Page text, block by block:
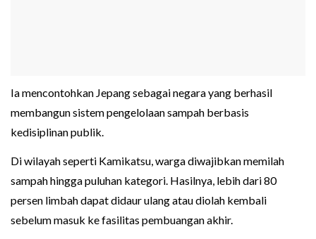
Ia mencontohkan Jepang sebagai negara yang berhasil
membangun sistem pengelolaan sampah berbasis
kedisiplinan publik.
Di wilayah seperti Kamikatsu, warga diwajibkan memilah
sampah hingga puluhan kategori. Hasilnya, lebih dari 80
persen limbah dapat didaur ulang atau diolah kembali
sebelum masuk ke fasilitas pembuangan akhir.